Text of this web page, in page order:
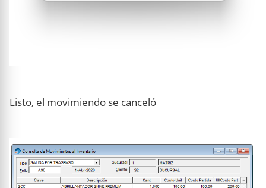
Listo, el movimiendo se canceló